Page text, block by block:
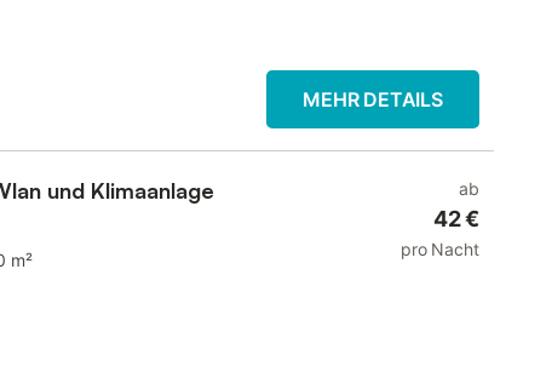
MEHR DETAILS
und Klimaanlage
m²
ab
42 €
pro Nacht